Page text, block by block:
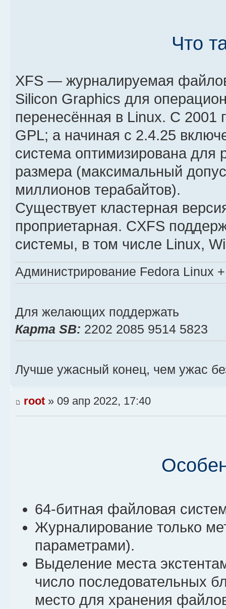
Что
XFS — журналируемая
Silicon Graphics для
перенесённая в Linux. С 2001
GPL; а начиная с 2.4.25
система оптимизирована
размера (максимальный
миллионов терабайтов).
Существует кластерная
проприетарная. CXFS
системы, в том числе Linux,
Администрирование Fedora Linux
Для желающих поддержать
Карта SB: 2202 2085 9514 5823
Лучше ужасный конец, чем ужас
root » 09 апр 2022, 17:40
64-битная файловая
Журналирование только
параметрами).
Выделение места
число последовательных
место для хранения